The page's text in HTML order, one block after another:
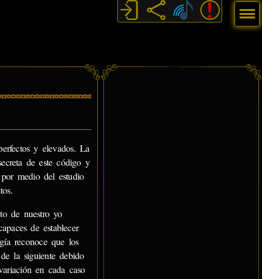
y elevados. La
de este código y
medio del estudio
de nuestro yo
de establecer
reconoce que los
la siguiente debido
en cada caso
Menú